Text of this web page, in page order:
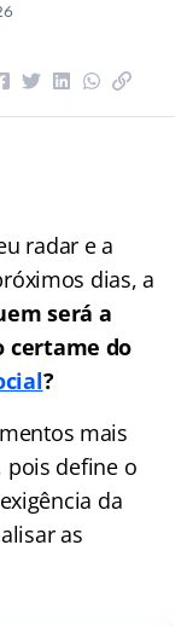
radar e a
dias, a
será a
certame do
?
mais
pois define o
da
as